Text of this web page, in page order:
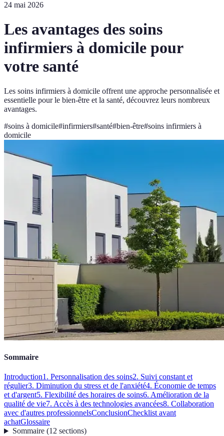
24 mai 2026
Les avantages des soins
infirmiers à domicile pour
votre santé
Les soins infirmiers à domicile offrent une approche personnalisée et
essentielle pour le bien-être et la santé, découvrez leurs nombreux
avantages.
#soins à domicile#infirmiers#santé#bien-être#soins infirmiers à
domicile
Sommaire
Introduction1. Personnalisation des soins2. Suivi constant et
régulier3. Diminution du stress et de l'anxiété4. Économie de temps
et d'argent5. Flexibilité des horaires de soins6. Amélioration de la
qualité de vie7. Accès à des technologies avancées8. Collaboration
avec d'autres professionnelsConclusionChecklist avant
achatGlossaire
Sommaire(12 sections)